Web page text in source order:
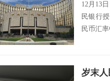
12月13
民银行
民币汇
岁末人